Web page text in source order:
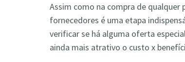
Assim como na compra de
fornecedores é uma etapa
verificar se há alguma oferta
ainda mais atrativo o custo x